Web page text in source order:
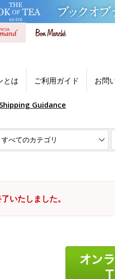
とは ご利用ガイド お問
Guidance
いたしました。